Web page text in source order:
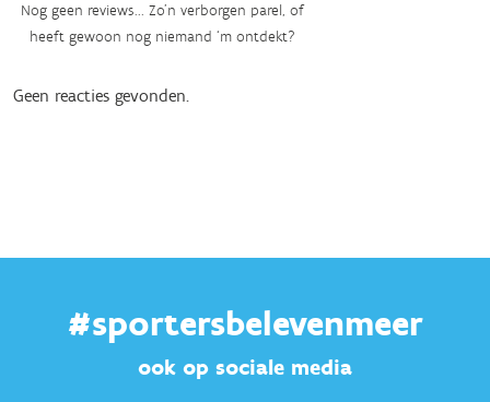
Nog geen reviews... Zo’n verborgen parel, of
heeft gewoon nog niemand ‘m ontdekt?
Geen reacties gevonden.
#sportersbelevenmeer
ook op sociale media